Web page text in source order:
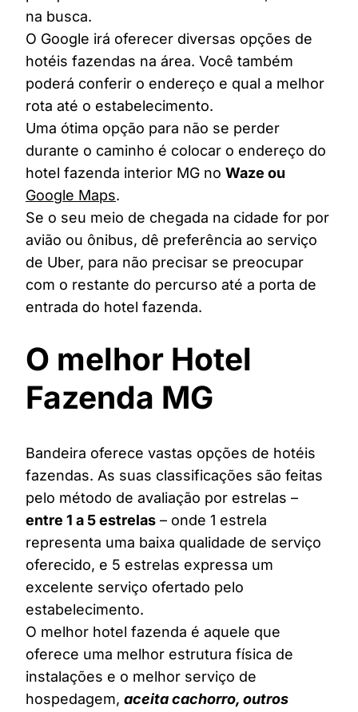
na busca.
O Google irá oferecer diversas opções de
hotéis fazendas na área. Você também
poderá conferir o endereço e qual a melhor
rota até o estabelecimento.
Uma ótima opção para não se perder
durante o caminho é colocar o endereço do
hotel fazenda interior MG no Waze ou
Google Maps.
Se o seu meio de chegada na cidade for por
avião ou ônibus, dê preferência ao serviço
de Uber, para não precisar se preocupar
com o restante do percurso até a porta de
entrada do hotel fazenda.
O melhor Hotel
Fazenda MG
Bandeira oferece vastas opções de hotéis
fazendas. As suas classificações são feitas
pelo método de avaliação por estrelas –
entre 1 a 5 estrelas – onde 1 estrela
representa uma baixa qualidade de serviço
oferecido, e 5 estrelas expressa um
excelente serviço ofertado pelo
estabelecimento.
O melhor hotel fazenda é aquele que
oferece uma melhor estrutura física de
instalações e o melhor serviço de
hospedagem, aceita cachorro, outros